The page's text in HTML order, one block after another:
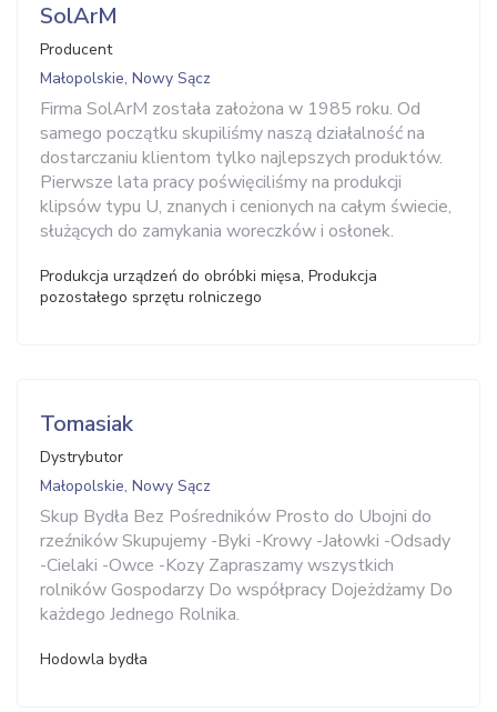
SolArM
Producent
Małopolskie, Nowy Sącz
Firma SolArM została założona w 1985 roku. Od
samego początku skupiliśmy naszą działalność na
dostarczaniu klientom tylko najlepszych produktów.
Pierwsze lata pracy poświęciliśmy na produkcji
klipsów typu U, znanych i cenionych na całym świecie,
służących do zamykania woreczków i osłonek.
Produkcja urządzeń do obróbki mięsa, Produkcja
pozostałego sprzętu rolniczego
Tomasiak
Dystrybutor
Małopolskie, Nowy Sącz
Skup Bydła Bez Pośredników Prosto do Ubojni do
rzeźników Skupujemy -Byki -Krowy -Jałowki -Odsady
-Cielaki -Owce -Kozy Zapraszamy wszystkich
rolników Gospodarzy Do współpracy Dojeżdżamy Do
każdego Jednego Rolnika.
Hodowla bydła